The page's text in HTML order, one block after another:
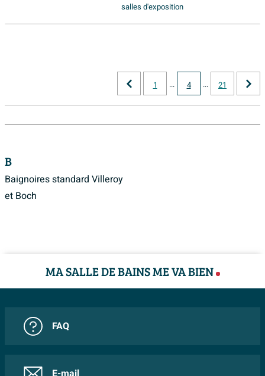
salles d'exposition
1 ... 4 ... 21
B
Baignoires standard Villeroy
et Boch
MA SALLE DE BAINS ME VA BIEN
FAQ